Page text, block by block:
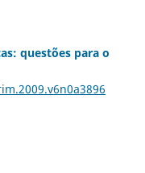
questões para o